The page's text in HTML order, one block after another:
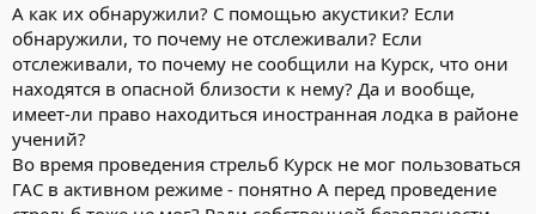
А как их обнаружили? С помощью акустики? Если
обнаружили, то почему не отслеживали? Если
отслеживали, то почему не сообщили на Курск, что они
находятся в опасной близости к нему? Да и вообще,
имеет-ли право находиться иностранная лодка в районе
учений?
Во время проведения стрельб Курск не мог пользоваться
ГАС в активном режиме - понятно А перед проведение